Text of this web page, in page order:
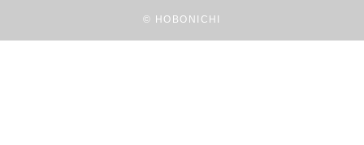
© HOBONICHI